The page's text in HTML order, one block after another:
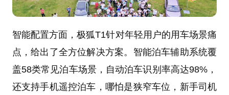
智能配置方面，极狐T1针对年轻用户的用车场景痛
点，给出了全方位解决方案。智能泊车辅助系统覆
盖58类常见泊车场景，自动泊车识别率高达98%，
还支持手机遥控泊车，哪怕是狭窄车位，新手司机